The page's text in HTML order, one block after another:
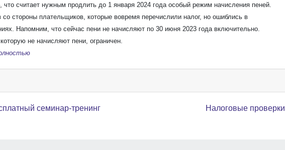
считает нужным продлить до 1 января 2024 года особый режим начисления пеней.
со стороны плательщиков, которые вовремя перечислили налог, но ошиблись в
Напомним, что сейчас пени не начисляют по 30 июня 2023 года включительно.
не начисляют пени, ограничен.
записям
семинар-тренинг Налоговые проверки